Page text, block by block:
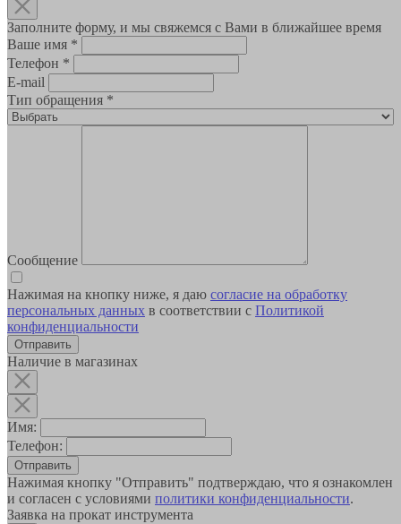
Заполните форму, и мы свяжемся с Вами в ближайшее время
Ваше имя *
Телефон *
E-mail
Тип обращения *
Сообщение
Нажимая на кнопку ниже, я даю согласие на обработку
персональных данных в соответствии с Политикой
конфиденциальности
Наличие в магазинах
Имя:
Телефон:
Отправить
Нажимая кнопку "Отправить" подтверждаю, что я ознакомлен
и согласен с условиями политики конфиденциальности.
Заявка на прокат инструмента